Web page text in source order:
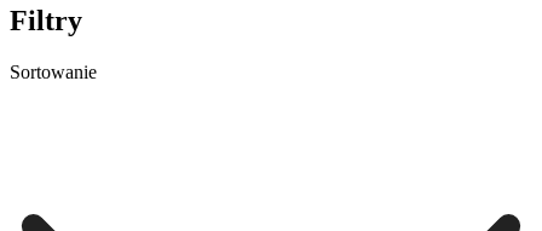
Filtry
Sortowanie